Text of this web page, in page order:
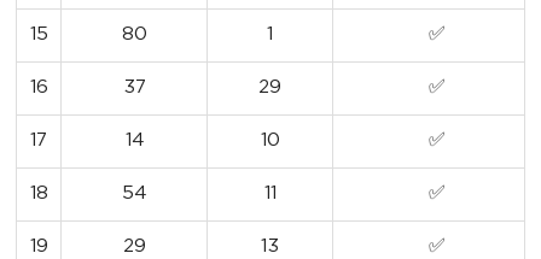
15 80 1 ✅
16 37 29 ✅
17 14 10 ✅
18 54 11 ✅
19 29 13 ✅